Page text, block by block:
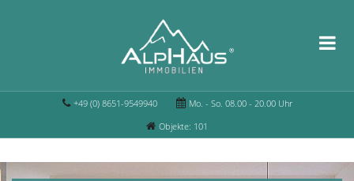
+49 (0) 8651-9549940
Mo. - So. 08.00 - 20.00 Uhr
Objekte: 101